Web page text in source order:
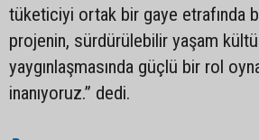
tüketiciyi ortak bir gaye etrafında
projenin, sürdürülebilir yaşam
yaygınlaşmasında güçlü bir rol
inanıyoruz.” dedi.